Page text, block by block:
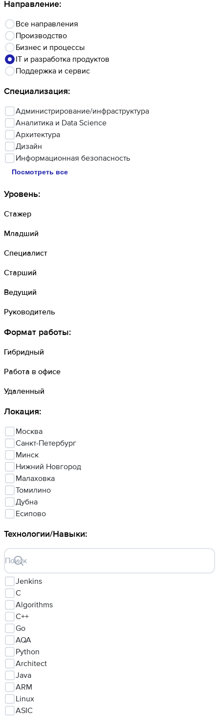
Направление:
Все направления
Производство
Бизнес и процессы
IT и разработка продуктов
Поддержка и сервис
Специализация:
Администрирование/инфраструктура
Аналитика и Data Science
Архитектура
Дизайн
Информационная безопасность
Посмотреть все
Уровень:
Стажер
Младший
Специалист
Старший
Ведущий
Руководитель
Формат работы:
Гибридный
Работа в офисе
Удаленный
Локация:
Москва
Санкт-Петербург
Минск
Нижний Новгород
Малаховка
Томилино
Дубна
Есипово
Технологии/Навыки:
Поиск
Jenkins
C
Algorithms
C++
Go
AQA
Python
Architect
Java
ARM
Linux
ASIC